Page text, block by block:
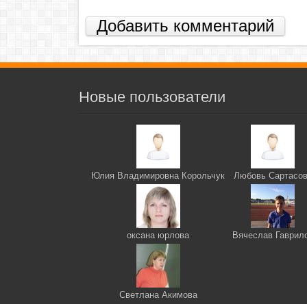
Добавить комментарий
Новые пользователи
Юлия Владимировна Корольчук Любовь
оксана юрлова Вячеслав
Светлана Акимова